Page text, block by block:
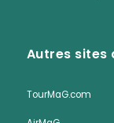
Autres sites
TourMaG.com